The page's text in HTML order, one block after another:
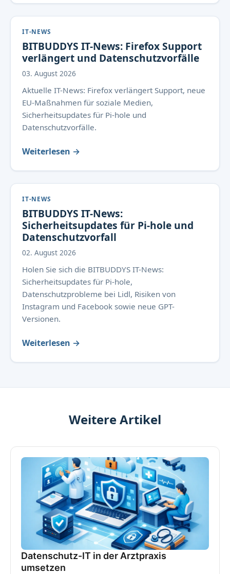
IT-NEWS
BITBUDDYS IT-News: Firefox Support
verlängert und Datenschutzvorfälle
03. August 2026
Aktuelle IT-News: Firefox verlängert Support, neue
EU-Maßnahmen für soziale Medien,
Sicherheitsupdates für Pi-hole und
Datenschutzvorfälle.
Weiterlesen →
IT-NEWS
BITBUDDYS IT-News:
Sicherheitsupdates für Pi-hole und
Datenschutzvorfall
02. August 2026
Holen Sie sich die BITBUDDYS IT-News:
Sicherheitsupdates für Pi-hole,
Datenschutzprobleme bei Lidl, Risiken von
Instagram und Facebook sowie neue GPT-
Versionen.
Weiterlesen →
Weitere Artikel
Datenschutz-IT in der Arztpraxis
umsetzen